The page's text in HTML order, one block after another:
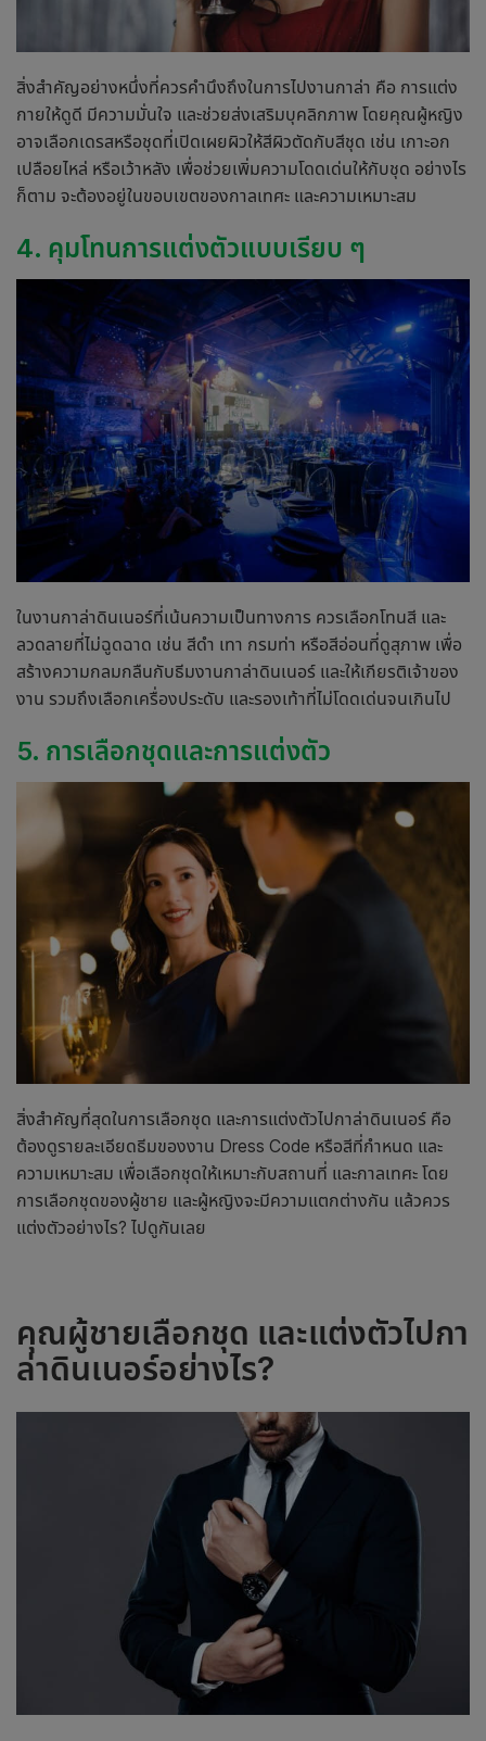
สิ่งสำคัญอย่างหนึ่งที่ควรคำนึงถึงในการไปงานกาล่า คือ การแต่ง
กายให้ดูดี มีความมั่นใจ และช่วยส่งเสริมบุคลิกภาพ โดยคุณผู้หญิง
อาจเลือกเดรสหรือชุดที่เปิดเผยผิวให้สีผิวตัดกับสีชุด เช่น เกาะอก
เปลือยไหล่ หรือเว้าหลัง เพื่อช่วยเพิ่มความโดดเด่นให้กับชุด อย่างไร
ก็ตาม จะต้องอยู่ในขอบเขตของกาลเทศะ และความเหมาะสม
4. คุมโทนการแต่งตัวแบบเรียบ ๆ
ในงานกาล่าดินเนอร์ที่เน้นความเป็นทางการ ควรเลือกโทนสี และ
ลวดลายที่ไม่ฉูดฉาด เช่น สีดำ เทา กรมท่า หรือสีอ่อนที่ดูสุภาพ เพื่อ
สร้างความกลมกลืนกับธีมงานกาล่าดินเนอร์ และให้เกียรติเจ้าของ
งาน รวมถึงเลือกเครื่องประดับ และรองเท้าที่ไม่โดดเด่นจนเกินไป
5. การเลือกชุดและการแต่งตัว
สิ่งสำคัญที่สุดในการเลือกชุด และการแต่งตัวไปกาล่าดินเนอร์ คือ
ต้องดูรายละเอียดธีมของงาน Dress Code หรือสีที่กำหนด และ
ความเหมาะสม เพื่อเลือกชุดให้เหมาะกับสถานที่ และกาลเทศะ โดย
การเลือกชุดของผู้ชาย และผู้หญิงจะมีความแตกต่างกัน แล้วควร
แต่งตัวอย่างไร? ไปดูกันเลย
คุณผู้ชายเลือกชุด และแต่งตัวไปกา
ล่าดินเนอร์อย่างไร?